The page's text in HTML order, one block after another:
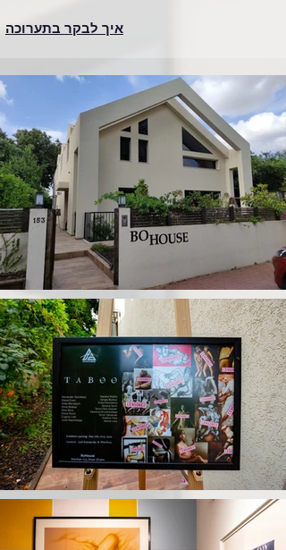
איך לבקר בתערוכה